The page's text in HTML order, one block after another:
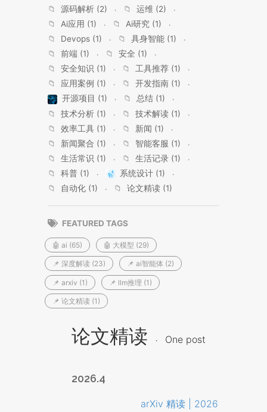
📁
源码解析 (2) 📁
运维 (2)
📁
Ai应用 (1) 📁
Ai研究 (1)
📁
Devops (1) 📁
具身智能 (1)
📁
前端 (1) 📁
安全 (1)
📁
安全知识 (1) 📁
工具推荐 (1)
📁
应用案例 (1) 📁
开发指南 (1)
开源项目 (1)
📁
总结 (1)
📁
技术分析 (1) 📁
技术解读 (1)
📁
效率工具 (1) 📁
新闻 (1)
📁
新闻聚合 (1) 📁
智能客服 (1)
📁
生活常识 (1) 📁
生活记录 (1)
📁
科普 (1)
系统设计 (1)
📁
自动化 (1) 📁 论文精读 (1)
FEATURED TAGS
🤖 ai (65) 🤖 大模型 (29)
📌 深度解读 (23) 📌 ai智能体 (2)
📌 arxiv (1) 📌 llm推理 (1)
📌 论文精读 (1)
论文精读 One post
2026.4
arXiv 精读 | 2026